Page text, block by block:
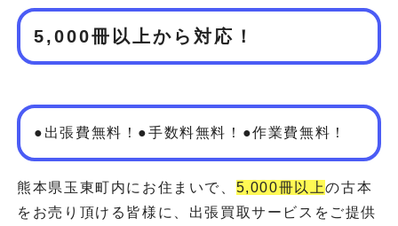
5,000冊以上から対応！
●出張費無料！●手数料無料！●作業費無料！
熊本県玉東町内にお住まいで、 5,000冊以上の古本
をお売り頂ける皆様に、出張買取サービスをご提供